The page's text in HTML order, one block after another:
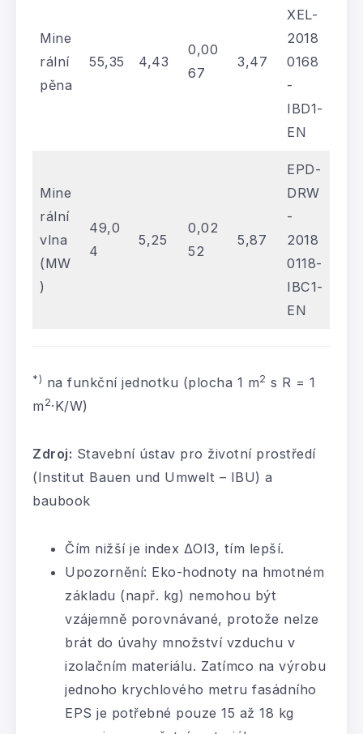
Mine
rální
pěna
55,35 4,43
0,00
67
3,47
XEL-
2018
0168
-
IBD1-
EN
Mine
rální
vlna
(MW
)
49,0
4
5,25
0,02
52
5,87
EPD-
DRW
-
2018
0118-
IBC1-
EN
*) na funkční jednotku (plocha 1 m2 s R = 1
m 2·K/W)
Zdroj: Stavební ústav pro životní prostředí
(Institut Bauen und Umwelt – IBU) a
baubook
Čím nižší je index ΔOI3, tím lepší.
Upozornění: Eko-hodnoty na hmotném
základu (např. kg) nemohou být
vzájemně porovnávané, protože nelze
brát do úvahy množství vzduchu v
izolačním materiálu. Zatímco na výrobu
jednoho krychlového metru fasádního
EPS je potřebné pouze 15 až 18 kg